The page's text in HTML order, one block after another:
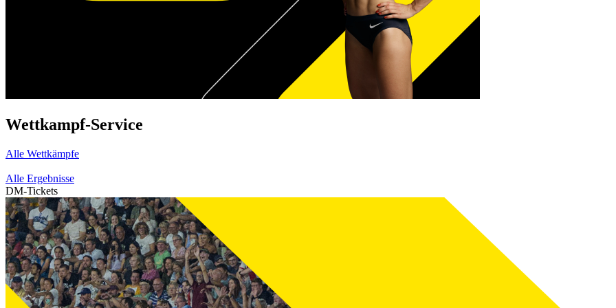
Wettkampf-Service
Alle Wettkämpfe
Alle Ergebnisse
DM-Tickets